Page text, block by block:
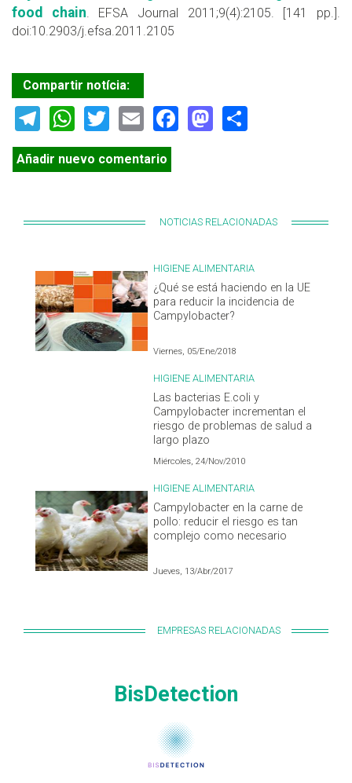
food chain. EFSA Journal 2011;9(4):2105. [141 pp.].
doi:10.2903/j.efsa.2011.2105
Compartir notícia:
Telegram
WhatsApp
TwitterEmailFacebook
Mastodon
Añadir nuevo comentario
NOTICIAS RELACIONADAS
HIGIENE ALIMENTARIA
¿Qué se está haciendo en la UE
para reducir la incidencia de
Campylobacter?
Viernes, 05/Ene/2018
HIGIENE ALIMENTARIA
Las bacterias E.coli y
Campylobacter incrementan el
riesgo de problemas de salud a
largo plazo
Miércoles, 24/Nov/2010
HIGIENE ALIMENTARIA
Campylobacter en la carne de
pollo: reducir el riesgo es tan
complejo como necesario
Jueves, 13/Abr/2017
EMPRESAS RELACIONADAS
BisDetection